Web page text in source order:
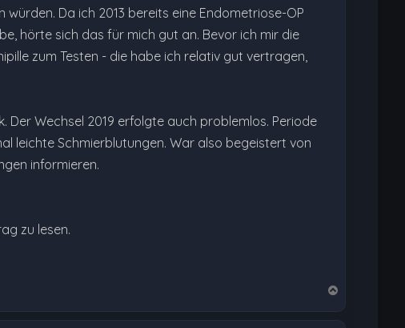
Da ich 2013 bereits eine Endometriose-OP
hörte sich das für mich gut an. Bevor ich mir die
zum Testen - die habe ich relativ gut vertragen,
Wechsel 2019 erfolgte auch problemlos. Periode
leichte Schmierblutungen. War also begeistert von
informieren.
zu lesen.